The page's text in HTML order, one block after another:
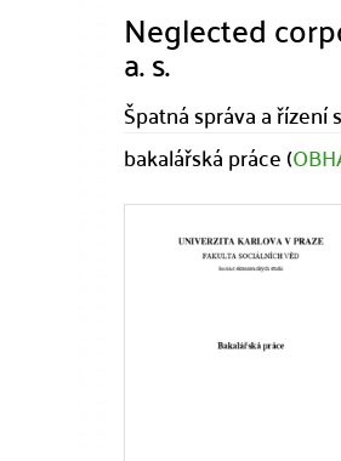
Neglected
a. s.
Špatná správa a řízení
bakalářská práce (